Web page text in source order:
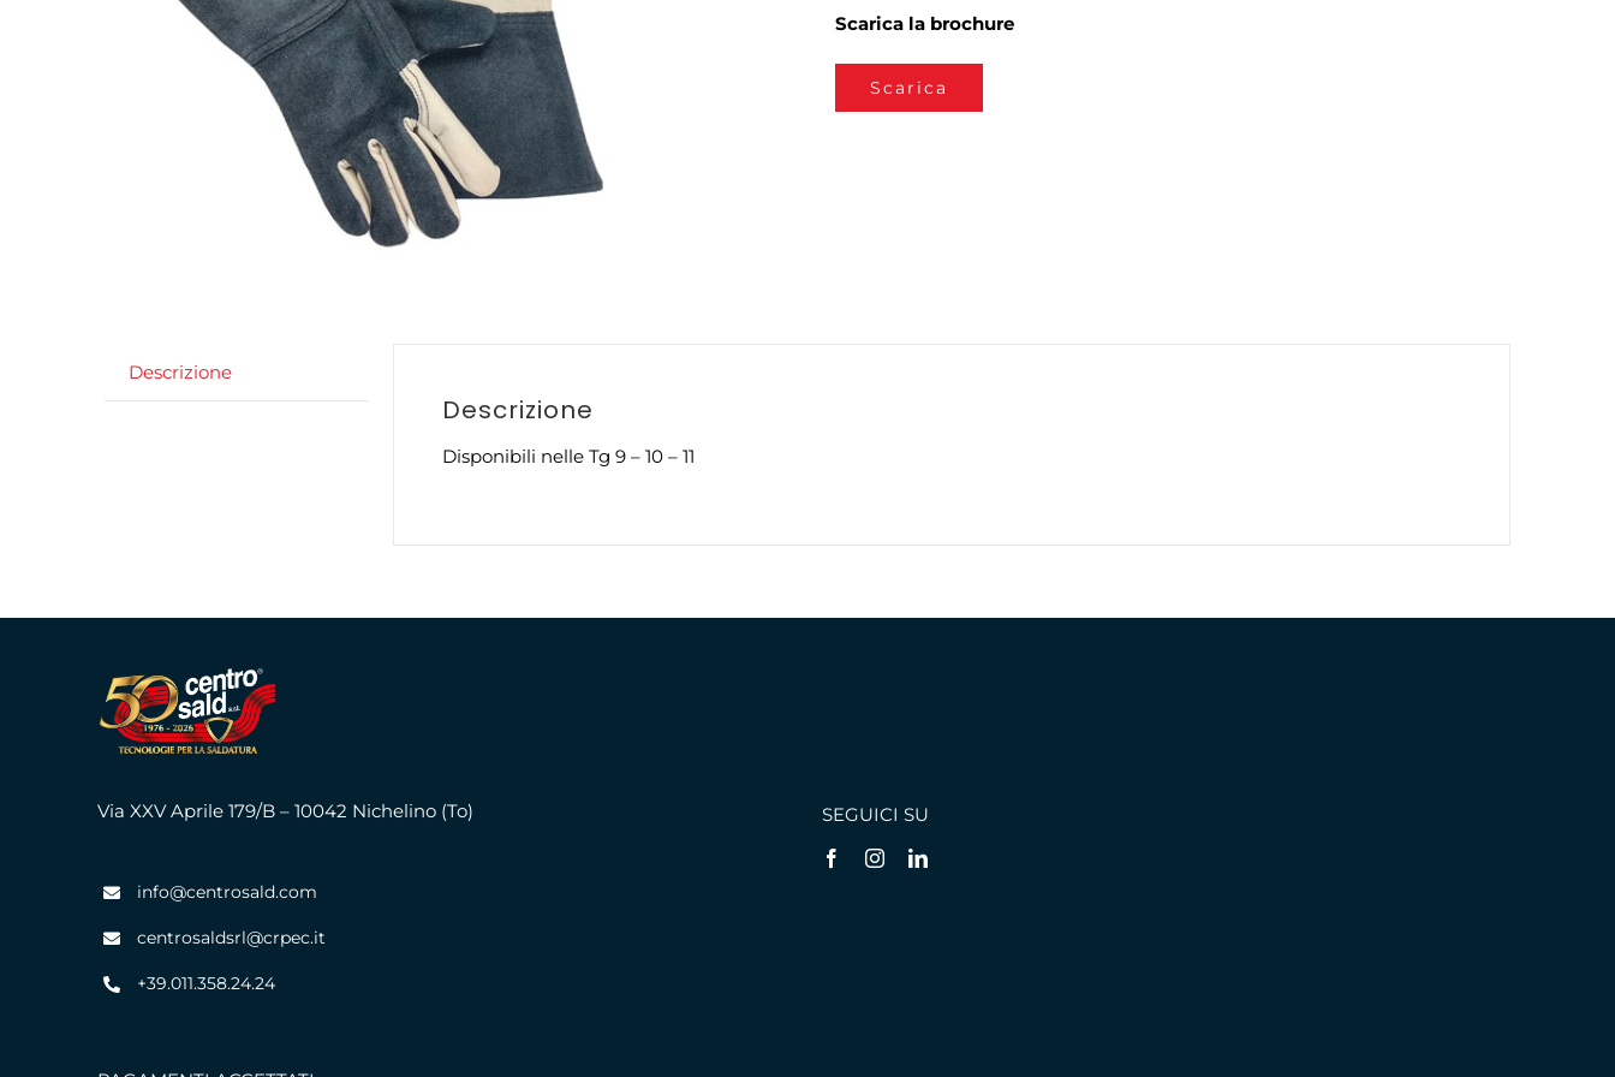
Scarica la brochure
Scarica
Descrizione
Descrizione
Disponibili nelle Tg 9 – 10 – 11
Via XXV Aprile 179/B – 10042 Nichelino (To)
info@centrosald.com
centrosaldsrl@crpec.it
+39.011.358.24.24
SEGUICI SU